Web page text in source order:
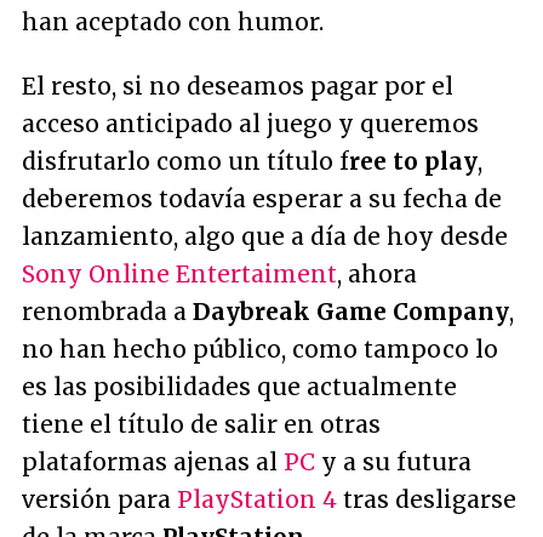
han aceptado con humor.
El resto, si no deseamos pagar por el
acceso anticipado al juego y queremos
disfrutarlo como un título free to play,
deberemos todavía esperar a su fecha de
lanzamiento, algo que a día de hoy desde
Sony Online Entertaiment, ahora
renombrada a Daybreak Game Company,
no han hecho público, como tampoco lo
es las posibilidades que actualmente
tiene el título de salir en otras
plataformas ajenas al PC y a su futura
versión para PlayStation 4 tras desligarse